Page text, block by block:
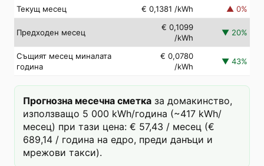
Текущ месец € 0,1381 /kWh ▲ 0%
Предходен месец
€ 0,1099
/kWh
▼ 20%
Същият месец миналата
година
€ 0,0780
/kWh
▼ 43%
Прогнозна месечна сметка за домакинство,
използващо 5 000 kWh/година (~417 kWh/
месец) при тази цена: € 57,43 / месец (€
689,14 / година на едро, преди данъци и
мрежови такси).